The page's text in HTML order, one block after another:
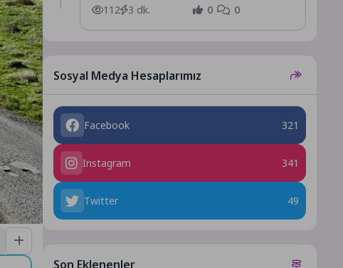
112 3 dk. 0 0
Sosyal Medya Hesaplarımız
Facebook 321
Instagram 341
Twitter 49
Son Eklenenler